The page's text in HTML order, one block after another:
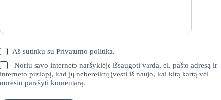
Aš sutinku suPrivatumo politika.
Noriu savo interneto naršyklėje išsaugoti vardą, el. pašto adresą ir
interneto puslapį, kad jų nebereiktų įvesti iš naujo, kai kitą kartą vėl
norėsiu parašyti komentarą.